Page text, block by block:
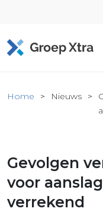
Loon
Xtra
Home Nieuws
Gevolgen
voor
verrekend